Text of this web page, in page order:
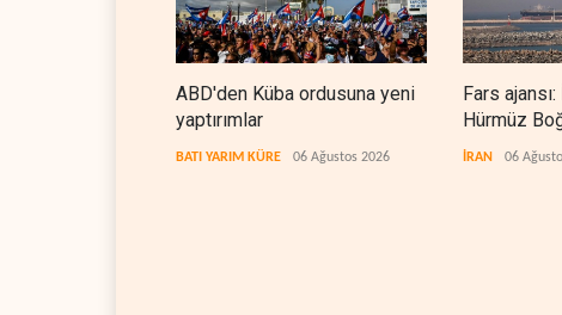
ABD'den Küba ordusuna yeni
yaptırımlar
BATI YARIM KÜRE 06 Ağustos 2026
Fars
Hürmüz
İRAN 06